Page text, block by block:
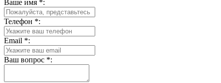
Ваше имя *:
Телефон *:
Email *:
Ваш вопрос *: